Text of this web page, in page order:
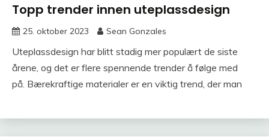
Topp trender innen uteplassdesign
25. oktober 2023 Sean Gonzales
Uteplassdesign har blitt stadig mer populært de siste
årene, og det er flere spennende trender å følge med
på. Bærekraftige materialer er en viktig trend, der man